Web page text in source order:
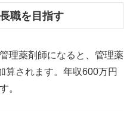
職を目指す
理薬剤師になると、管理薬
算されます。年収600万円
。